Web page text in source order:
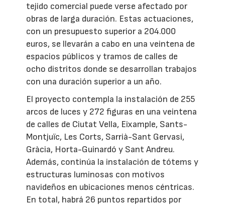
tejido comercial puede verse afectado por
obras de larga duración. Estas actuaciones,
con un presupuesto superior a 204.000
euros, se llevarán a cabo en una veintena de
espacios públicos y tramos de calles de
ocho distritos donde se desarrollan trabajos
con una duración superior a un año.
El proyecto contempla la instalación de 255
arcos de luces y 272 figuras en una veintena
de calles de Ciutat Vella, Eixample, Sants-
Montjuïc, Les Corts, Sarrià-Sant Gervasi,
Gràcia, Horta-Guinardó y Sant Andreu.
Además, continúa la instalación de tótems y
estructuras luminosas con motivos
navideños en ubicaciones menos céntricas.
En total, habrá 26 puntos repartidos por